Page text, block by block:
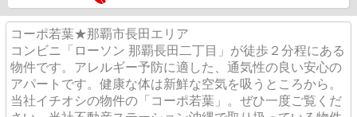
コーポ若葉★那覇市長田エリア
コンビニ「ローソン 那覇長田二丁目」が徒歩２分程にある
物件です。アレルギー予防に適した、通気性の良い安心の
アパートです。健康な体は新鮮な空気を吸うところから。
当社イチオシの物件の「コーポ若葉」。ぜひ一度ご覧くだ